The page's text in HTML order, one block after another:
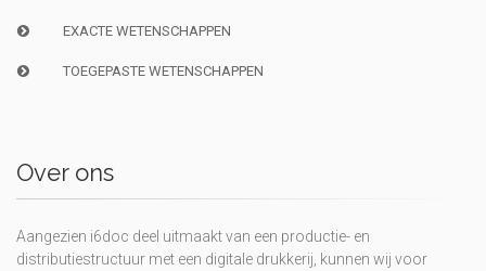
EXACTE WETENSCHAPPEN
TOEGEPASTE WETENSCHAPPEN
Over ons
Aangezien i6doc deel uitmaakt van een productie- en
distributiestructuur met een digitale drukkerij, kunnen wij voor